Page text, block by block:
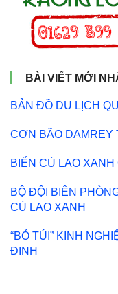
BÀI VIẾT MỚI
BẢN ĐỒ DU LỊCH
CƠN BÃO DAMREY
BIỂN CÙ LAO XANH
BỘ ĐỘI BIÊN
CÙ LAO XANH
“BỎ TÚI” KINH
ĐỊNH